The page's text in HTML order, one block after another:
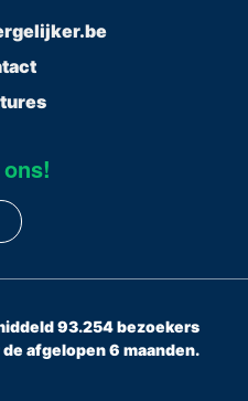
93.254 bezoekers
afgelopen 6 maanden.